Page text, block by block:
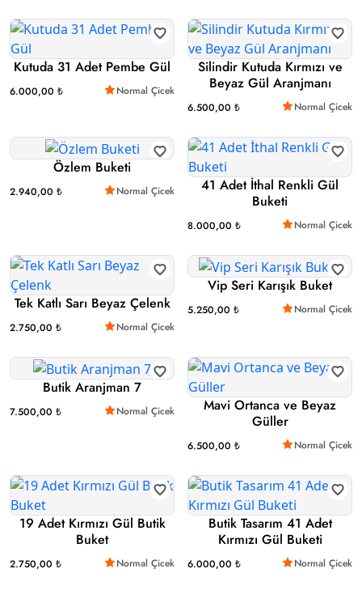
Kutuda 31 Adet Pembe Gül
6.000,00 ₺ Normal Çicek
Silindir Kutuda Kırmızı ve
Beyaz Gül Aranjmanı
6.500,00 ₺ Normal Çicek
Özlem Buketi
2.940,00 ₺ Normal Çicek
41 Adet İthal Renkli Gül
Buketi
8.000,00 ₺ Normal Çicek
Tek Katlı Sarı Beyaz Çelenk
2.750,00 ₺ Normal Çicek
Vip Seri Karışık Buket
5.250,00 ₺ Normal Çicek
Butik Aranjman 7
7.500,00 ₺ Normal Çicek
Mavi Ortanca ve Beyaz
Güller
6.500,00 ₺ Normal Çicek
19 Adet Kırmızı Gül Butik
Buket
2.750,00 ₺ Normal Çicek
Butik Tasarım 41 Adet
Kırmızı Gül Buketi
6.000,00 ₺ Normal Çicek